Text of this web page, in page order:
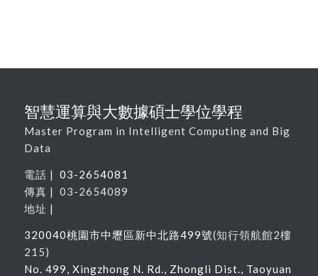
智慧運算與大數據碩士學位學程
Master Program in Intelligent Computing and Big
Data
電話 | 03-2654081
傳真 | 03-2654089
地址 |
320040桃園市中壢區新中北路499號(知行領航館2樓
215)
No. 499, Xingzhong N. Rd., Zhongli Dist., Taoyuan